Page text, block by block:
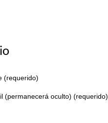
(requerido)
(permanecerá oculto) (requerido)